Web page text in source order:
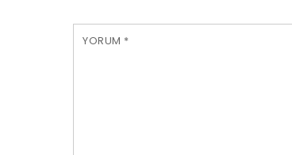
YORUM *